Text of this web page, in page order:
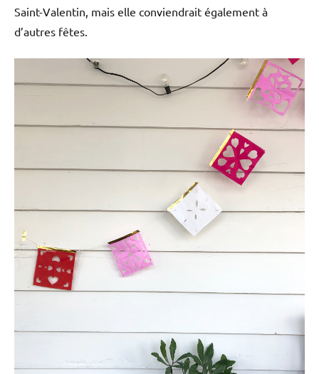
Saint-Valentin, mais elle conviendrait également à
d’autres fêtes.